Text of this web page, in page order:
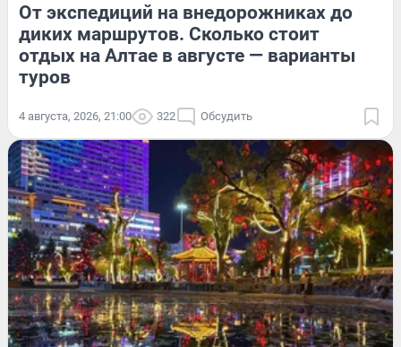
От экспедиций на внедорожниках до
диких маршрутов. Сколько стоит
отдых на Алтае в августе — варианты
туров
4 августа, 2026, 21:00 322 Обсудить